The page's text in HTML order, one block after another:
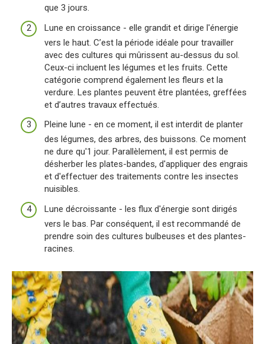
que 3 jours.
Lune en croissance - elle grandit et dirige l'énergie
vers le haut. C’est la période idéale pour travailler
avec des cultures qui mûrissent au-dessus du sol.
Ceux-ci incluent les légumes et les fruits. Cette
catégorie comprend également les fleurs et la
verdure. Les plantes peuvent être plantées, greffées
et d’autres travaux effectués.
Pleine lune - en ce moment, il est interdit de planter
des légumes, des arbres, des buissons. Ce moment
ne dure qu'1 jour. Parallèlement, il est permis de
désherber les plates-bandes, d'appliquer des engrais
et d'effectuer des traitements contre les insectes
nuisibles.
Lune décroissante - les flux d'énergie sont dirigés
vers le bas. Par conséquent, il est recommandé de
prendre soin des cultures bulbeuses et des plantes-
racines.